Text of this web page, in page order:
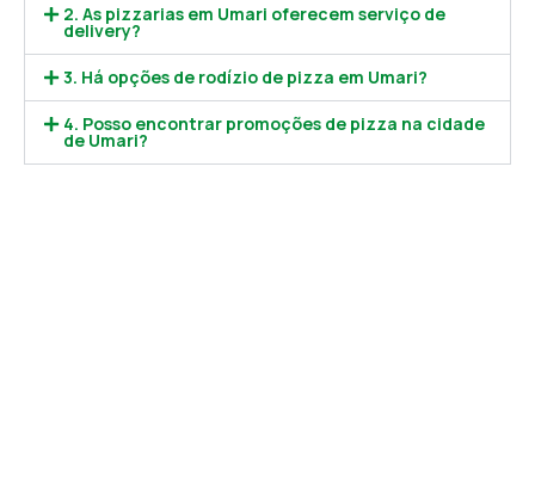
2. As pizzarias em Umari oferecem serviço de
delivery?
3. Há opções de rodízio de pizza em Umari?
4. Posso encontrar promoções de pizza na cidade
de Umari?